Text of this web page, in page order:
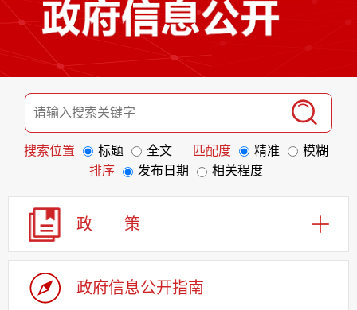
搜索位置 标题 全文 匹配度 精准
模糊
排序
发布日期 相关程度
政 策
政府信息公开指南